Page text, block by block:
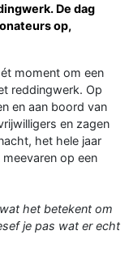
De dag
op,
moment om een
reddingwerk. Op
en aan boord van
en zagen
het hele jaar
op een
het betekent om
je pas wat er echt